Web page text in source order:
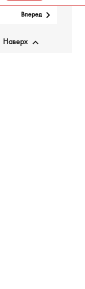
Вперед
Наверх 